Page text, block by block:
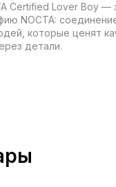
Certified Lover Boy
NOCTA:
которые ценят
детали.